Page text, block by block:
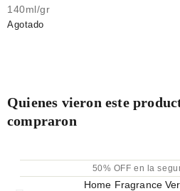
140ml/gr
Agotado
Quienes vieron este
compraron
50% OFF en la
Home Fragrance